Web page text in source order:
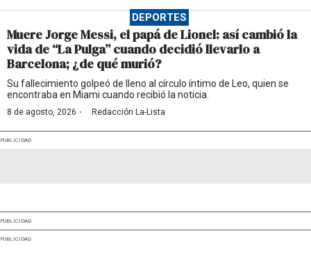
DEPORTES
Muere Jorge Messi, el papá de Lionel: así cambió la
vida de “La Pulga” cuando decidió llevarlo a
Barcelona; ¿de qué murió?
Su fallecimiento golpeó de lleno al círculo íntimo de Leo, quien se
encontraba en Miami cuando recibió la noticia.
8 de agosto, 2026 · Redacción La-Lista
PUBLICIDAD
PUBLICIDAD
PUBLICIDAD